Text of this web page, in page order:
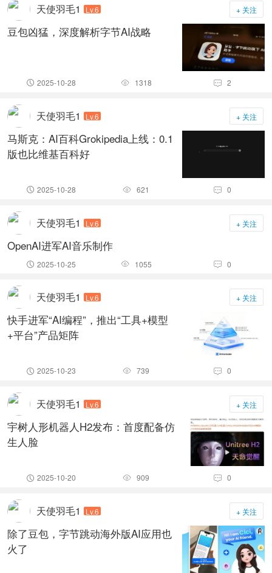
天使羽毛1 Lv.6 + 关注
豆包凶猛，深度解析字节AI战略
 2025-10-28  1318  2
天使羽毛1 Lv.6 + 关注
马斯克：AI百科Grokipedia上线：0.1
版也比维基百科好
 2025-10-28  621  0
天使羽毛1 Lv.6 + 关注
OpenAI进军AI音乐制作
 2025-10-25  1055  0
天使羽毛1 Lv.6 + 关注
快手进军“AI编程”，推出“工具+模型
+平台”产品矩阵
 2025-10-23  739  0
天使羽毛1 Lv.6 + 关注
宇树人形机器人H2发布：首度配备仿
生人脸
 2025-10-20  909  0
天使羽毛1 Lv.6 + 关注
除了豆包，字节跳动海外版AI应用也
火了